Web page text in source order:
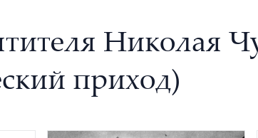
Николая
приход)